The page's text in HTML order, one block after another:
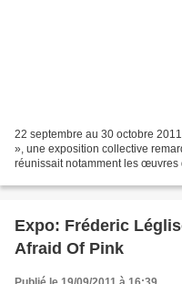
22 septembre au 30 octobre
», une exposition collective
réunissait notamment les œuvres
Expo: Fréderic
Afraid Of Pink